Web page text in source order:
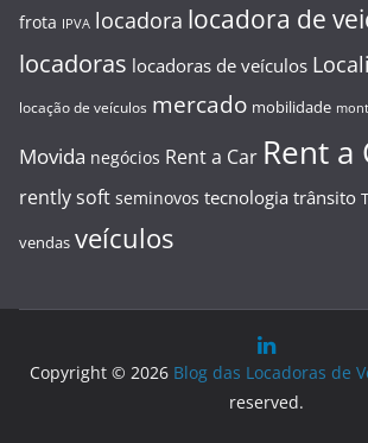
frota IPVA locadora locadora de
locadoras locadoras de veículos
locação de veículos mercado mobilidade
Movida negócios Rent a Car Rent a
rently soft seminovos tecnologia trânsito
vendas veículos
Copyright © 2026 Blog das Locadoras de
reserved.